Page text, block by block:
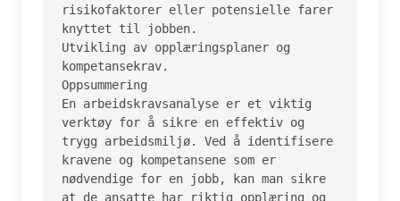
risikofaktorer eller potensielle farer
knyttet til jobben.
Utvikling av opplæringsplaner og
kompetansekrav.
Oppsummering
En arbeidskravsanalyse er et viktig
verktøy for å sikre en effektiv og
trygg arbeidsmiljø. Ved å identifisere
kravene og kompetansene som er
nødvendige for en jobb, kan man sikre
at de ansatte har riktig opplæring og